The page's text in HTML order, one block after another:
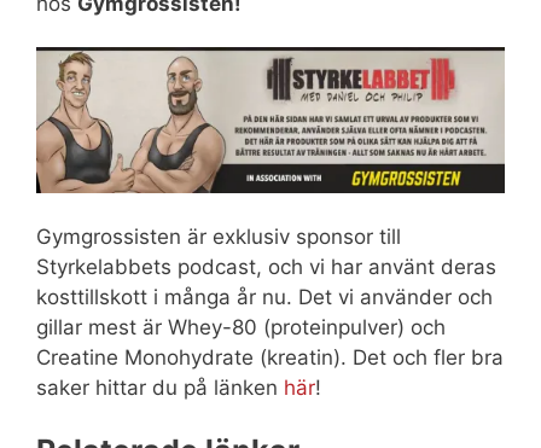
Gymgrossisten är exklusiv sponsor till
Styrkelabbets podcast, och vi har använt deras
kosttillskott i många år nu. Det vi använder och
gillar mest är Whey-80 (proteinpulver) och
Creatine Monohydrate (kreatin). Det och fler bra
saker hittar du på länken här!